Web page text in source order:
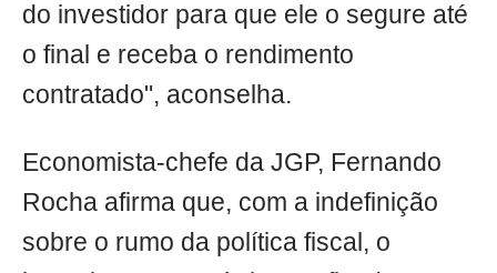
do investidor para que ele o segure até
o final e receba o rendimento
contratado", aconselha.
Economista-chefe da JGP, Fernando
Rocha afirma que, com a indefinição
sobre o rumo da política fiscal, o